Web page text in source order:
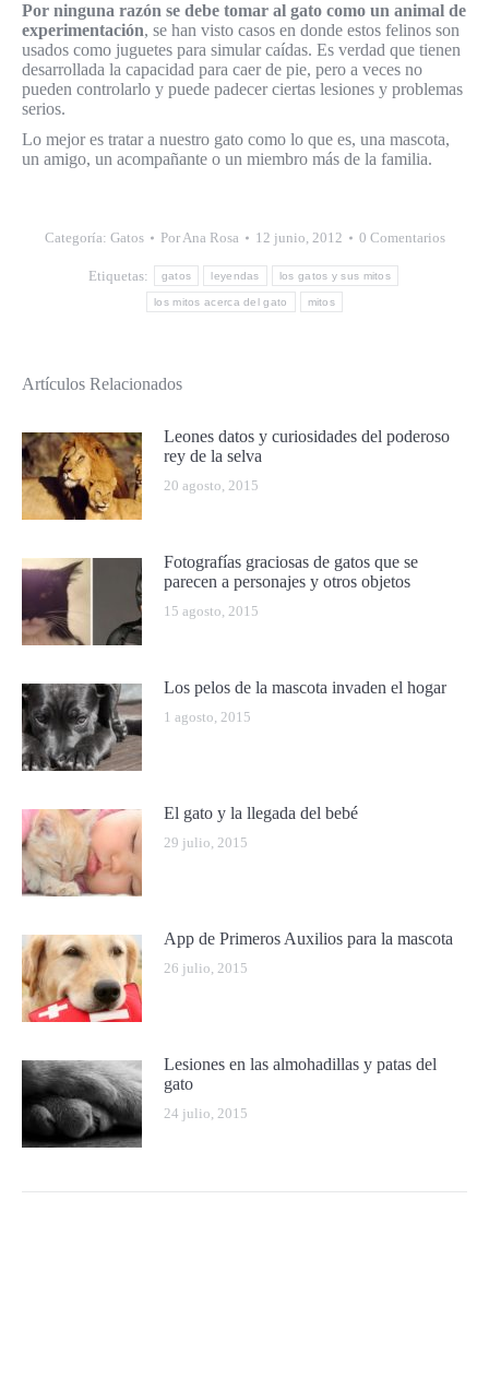
Por ninguna razón se debe tomar al gato como un animal de
experimentación, se han visto casos en donde estos felinos son
usados como juguetes para simular caídas. Es verdad que tienen
desarrollada la capacidad para caer de pie, pero a veces no
pueden controlarlo y puede padecer ciertas lesiones y problemas
serios.
Lo mejor es tratar a nuestro gato como lo que es, una mascota,
un amigo, un acompañante o un miembro más de la familia.
Categoría: Gatos PorAna Rosa 12 junio, 2012 0 Comentarios
Etiquetas: gatos leyendas los gatos y sus mitos
los mitos acerca del gato mitos
Artículos Relacionados
Leones datos y curiosidades del poderoso
rey de la selva
20 agosto, 2015
Fotografías graciosas de gatos que se
parecen a personajes y otros objetos
15 agosto, 2015
Los pelos de la mascota invaden el hogar
1 agosto, 2015
El gato y la llegada del bebé
29 julio, 2015
App de Primeros Auxilios para la mascota
26 julio, 2015
Lesiones en las almohadillas y patas del
gato
24 julio, 2015